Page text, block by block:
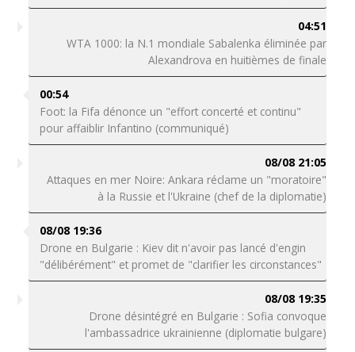
04:51
WTA 1000: la N.1 mondiale Sabalenka éliminée par
Alexandrova en huitièmes de finale
00:54
Foot: la Fifa dénonce un "effort concerté et continu"
pour affaiblir Infantino (communiqué)
08/08 21:05
Attaques en mer Noire: Ankara réclame un "moratoire"
à la Russie et l'Ukraine (chef de la diplomatie)
08/08 19:36
Drone en Bulgarie : Kiev dit n'avoir pas lancé d'engin
"délibérément" et promet de "clarifier les circonstances"
08/08 19:35
Drone désintégré en Bulgarie : Sofia convoque
l'ambassadrice ukrainienne (diplomatie bulgare)